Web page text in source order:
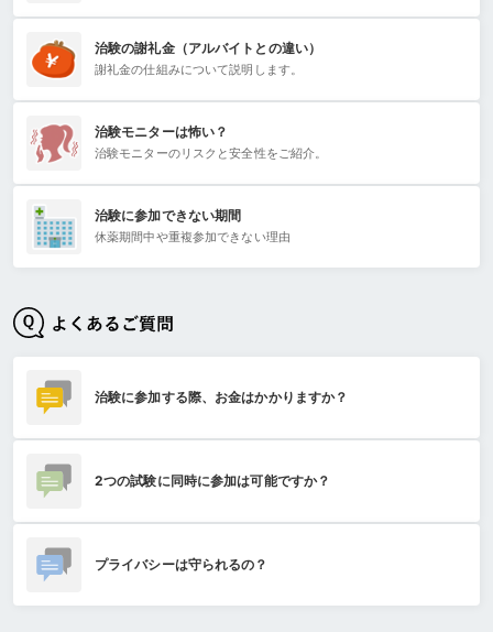
治験の謝礼金（アルバイトとの違い）
謝礼金の仕組みについて説明します。
治験モニターは怖い？
治験モニターのリスクと安全性をご紹介。
治験に参加できない期間
休薬期間中や重複参加できない理由
治験に参加する際、お金はかかりますか？
2つの試験に同時に参加は可能ですか？
プライバシーは守られるの？